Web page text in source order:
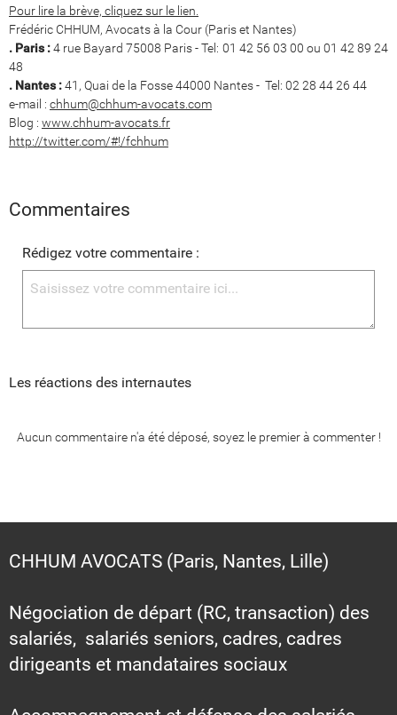
Pour lire la brève, cliquez sur le lien.
Frédéric CHHUM, Avocats à la Cour (Paris et Nantes)
. Paris :4 rue Bayard 75008 Paris - Tel: 01 42 56 03 00 ou 01 42 89 24
48
. Nantes :41, Quai de la Fosse 44000 Nantes - Tel: 02 28 44 26 44
e-mail : chhum@chhum-avocats.com
Blog : www.chhum-avocats.fr
http://twitter.com/#!/fchhum
Commentaires
Rédigez votre commentaire :
Les réactions des internautes
Aucun commentaire n'a été déposé, soyez le premier à commenter !
CHHUM AVOCATS (Paris, Nantes, Lille)
Négociation de départ (RC, transaction) des
salariés, salariés seniors, cadres, cadres
dirigeants et mandataires sociaux